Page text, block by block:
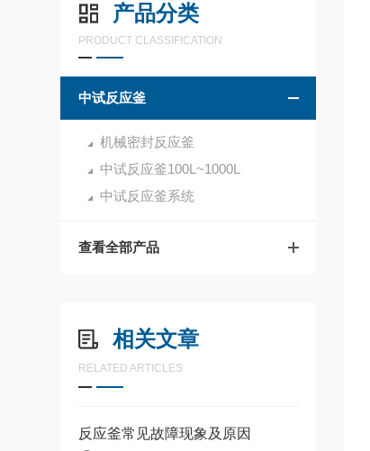
产品分类
PRODUCT CLASSIFICATION
中试反应釜
机械密封反应釜
中试反应釜100L~1000L
中试反应釜系统
查看全部产品
相关文章
RELATED ARTICLES
反应釜常见故障现象及原因